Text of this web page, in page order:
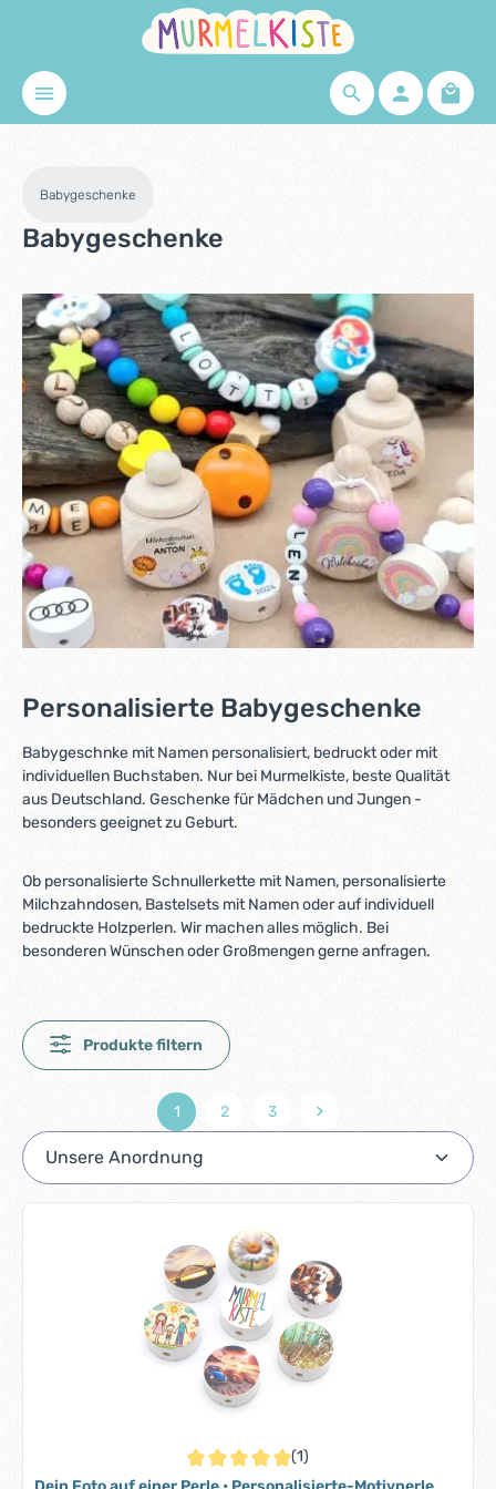
Zum Hauptinhalt springen
Babygeschenke
Babygeschenke
Personalisierte Babygeschenke
Babygeschnke mit Namen personalisiert, bedruckt oder mit
individuellen Buchstaben. Nur bei Murmelkiste, beste Qualität
aus Deutschland. Geschenke für Mädchen und Jungen -
besonders geeignet zu Geburt.
Ob personalisierte Schnullerkette mit Namen, personalisierte
Milchzahndosen, Bastelsets mit Namen oder auf individuell
bedruckte Holzperlen. Wir machen alles möglich. Bei
besonderen Wünschen oder Großmengen gerne anfragen.
Produkte filtern
Seite
1
Seite
2
Seite
3
Durchschnittliche Bewertung von 5 von 5
(1)